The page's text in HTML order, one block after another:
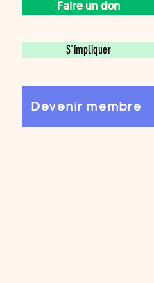
S'impliquer
Faire un don
Devenir membre